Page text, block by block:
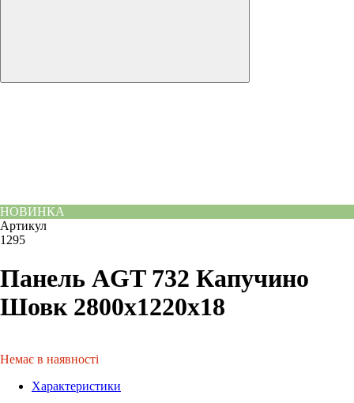
НОВИНКА
Артикул
1295
Панель AGT 732 Капучино
Шовк 2800х1220х18
Немає в наявності
Характеристики